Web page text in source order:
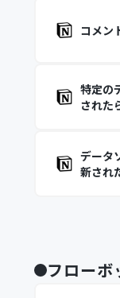
コメン
特定の
された
データ
新され
フローボ